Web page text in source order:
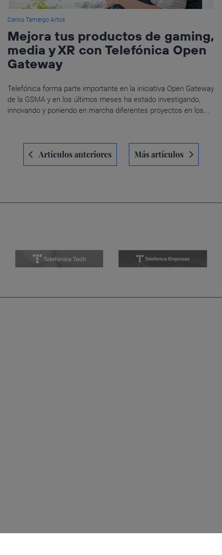
Carlos Tamargo Artos
Mejora tus productos de gaming,
media y XR con Telefónica Open
Gateway
Telefónica forma parte importante en la iniciativa Open Gateway
de la GSMA y en los últimos meses ha estado investigando,
innovando y poniendo en marcha diferentes proyectos en los...
Navegación
entradas
Artículos anteriores Más artículos